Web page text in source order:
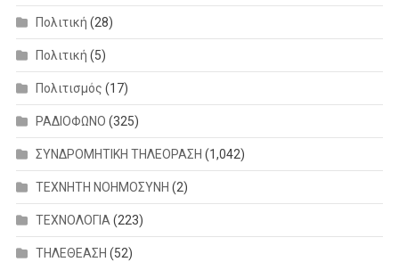
Πολιτική (28)
Πολιτική (5)
Πολιτισμός (17)
ΡΑΔΙΟΦΩΝΟ (325)
ΣΥΝΔΡΟΜΗΤΙΚΗ ΤΗΛΕΟΡΑΣΗ (1,042)
ΤΕΧΝΗΤΗ ΝΟΗΜΟΣΥΝΗ (2)
ΤΕΧΝΟΛΟΓΙΑ(223)
ΤΗΛΕΘΕΑΣΗ (52)